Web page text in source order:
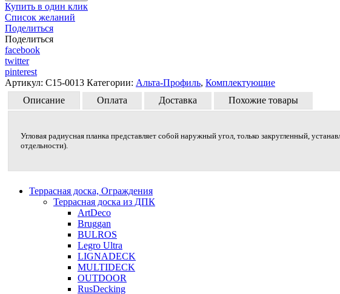
Купить в один клик
Список желаний
Поделиться
Поделиться
facebook
twitter
pinterest
Артикул: C15-0013 Категории: Альта-Профиль, Комплектующие
Описание
Оплата Доставка Похожие товары
Угловая радиусная планка представляет собой наружный угол, только закругленный,
отдельности).
Террасная доска, Ограждения
Террасная доска из ДПК
ArtDeco
Bruggan
BULROS
Legro Ultra
LIGNADECK
MULTIDECK
OUTDOOR
RusDecking